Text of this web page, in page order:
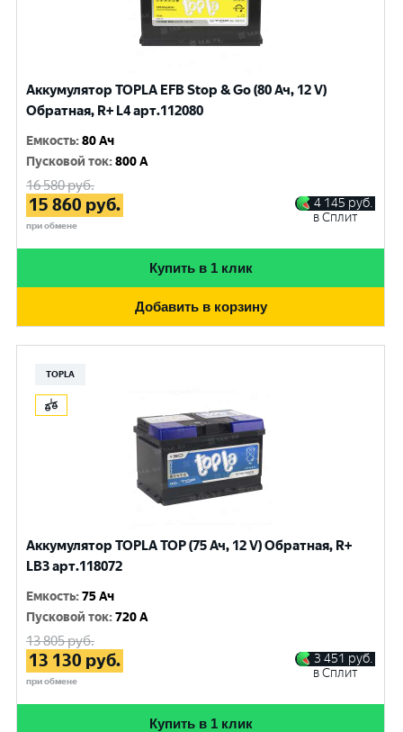
Аккумулятор TOPLA EFB Stop & Go (80 Ач, 12 V)
Обратная, R+ L4 арт.112080
Емкость:80 Ач
Пусковой ток:800 A
16 580руб.
15 860 руб.
при обмене
4 145 руб.
в Сплит
Купить в 1 клик
Добавить в корзину
TOPLA
Аккумулятор TOPLA TOP (75 Ач, 12 V) Обратная, R+
LB3 арт.118072
Емкость:75 Ач
Пусковой ток:720 A
13 805руб.
13 130 руб.
при обмене
3 451 руб.
в Сплит
Купить в 1 клик